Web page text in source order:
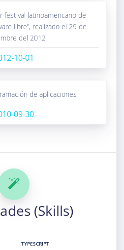
libre”, realizado el 29 de
del 2012
10-01
de aplicaciones
09-30
(Skills)
TYPESCRIPT